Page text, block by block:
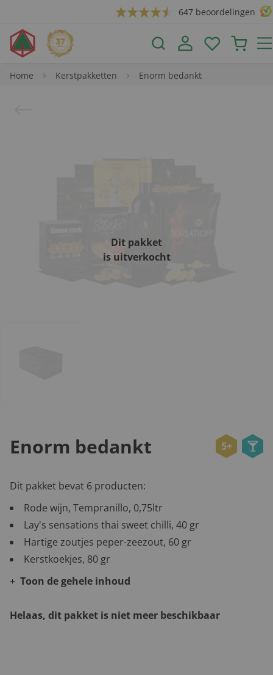
647 beoordelingen
Home Kerstpakketten Enorm bedankt
Dit pakket
is uitverkocht
Enorm bedankt 5+
Dit pakket bevat 6 producten:
Rode wijn, Tempranillo, 0,75ltr
Lay's sensations thai sweet chilli, 40 gr
Hartige zoutjes peper-zeezout, 60 gr
Kerstkoekjes, 80 gr
Toon de gehele inhoud
Helaas, dit pakket is niet meer beschikbaar